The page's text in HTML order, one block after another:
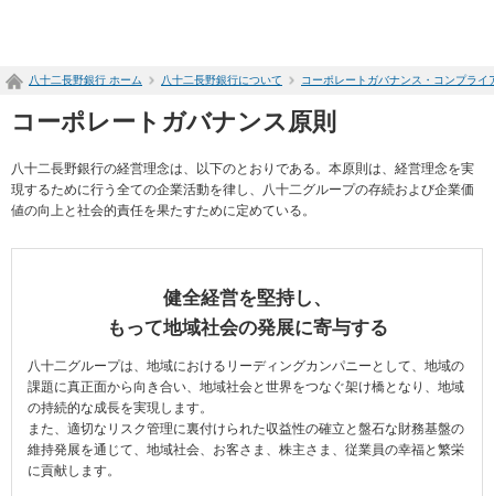
内
す
る
た
の
八十二長野銀行 ホーム 八十二長野銀行について コーポレートガバナンス・コンプライ
コーポレートガバナンス原則
八十二長野銀行の経営理念は、以下のとおりである。本原則は、経営理念を実
現するために行う全ての企業活動を律し、八十二グループの存続および企業価
値の向上と社会的責任を果たすために定めている。
健全経営を堅持し、
もって地域社会の発展に寄与する
八十二グループは、地域におけるリーディングカンパニーとして、地域の
課題に真正面から向き合い、地域社会と世界をつなぐ架け橋となり、地域
の持続的な成長を実現します。
また、適切なリスク管理に裏付けられた収益性の確立と盤石な財務基盤の
維持発展を通じて、地域社会、お客さま、株主さま、従業員の幸福と繁栄
に貢献します。